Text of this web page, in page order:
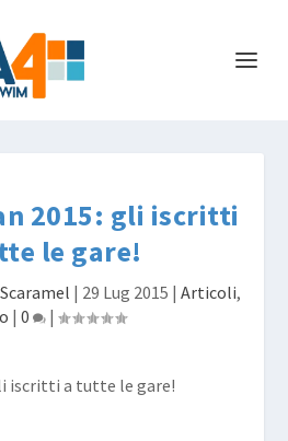
2015: gli iscritti
le gare!
| 29 Lug 2015 | Articoli,
| 0 |